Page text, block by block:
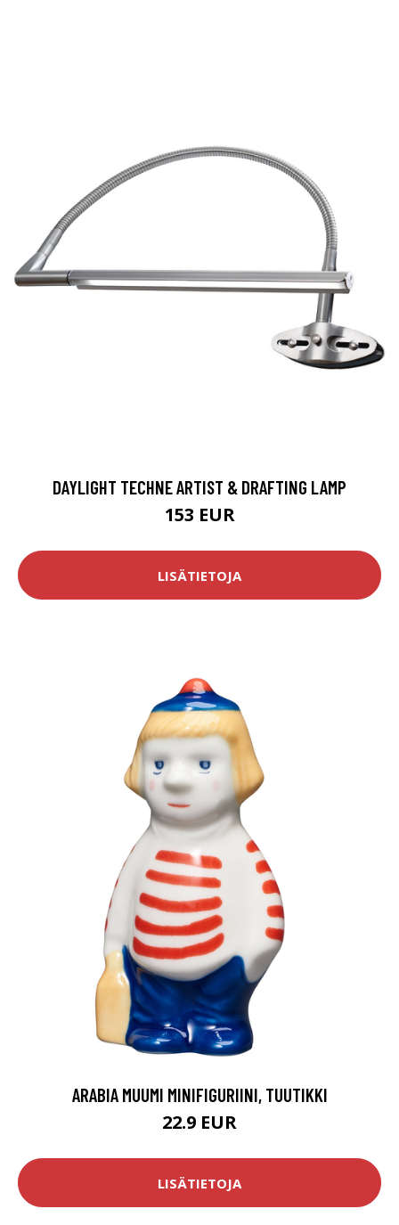
DAYLIGHT TECHNE ARTIST & DRAFTING LAMP
153 EUR
LISÄTIETOJA
ARABIA MUUMI MINIFIGURIINI, TUUTIKKI
22.9 EUR
LISÄTIETOJA